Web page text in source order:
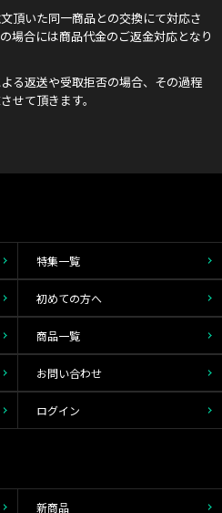
頂いた同一商品との交換にて対応さ
場合には商品代金のご返金対応となり
る返送や受取拒否の場合、その過程
せて頂きます。
特集一覧
初めての方へ
商品一覧
お問い合わせ
ログイン
新商品